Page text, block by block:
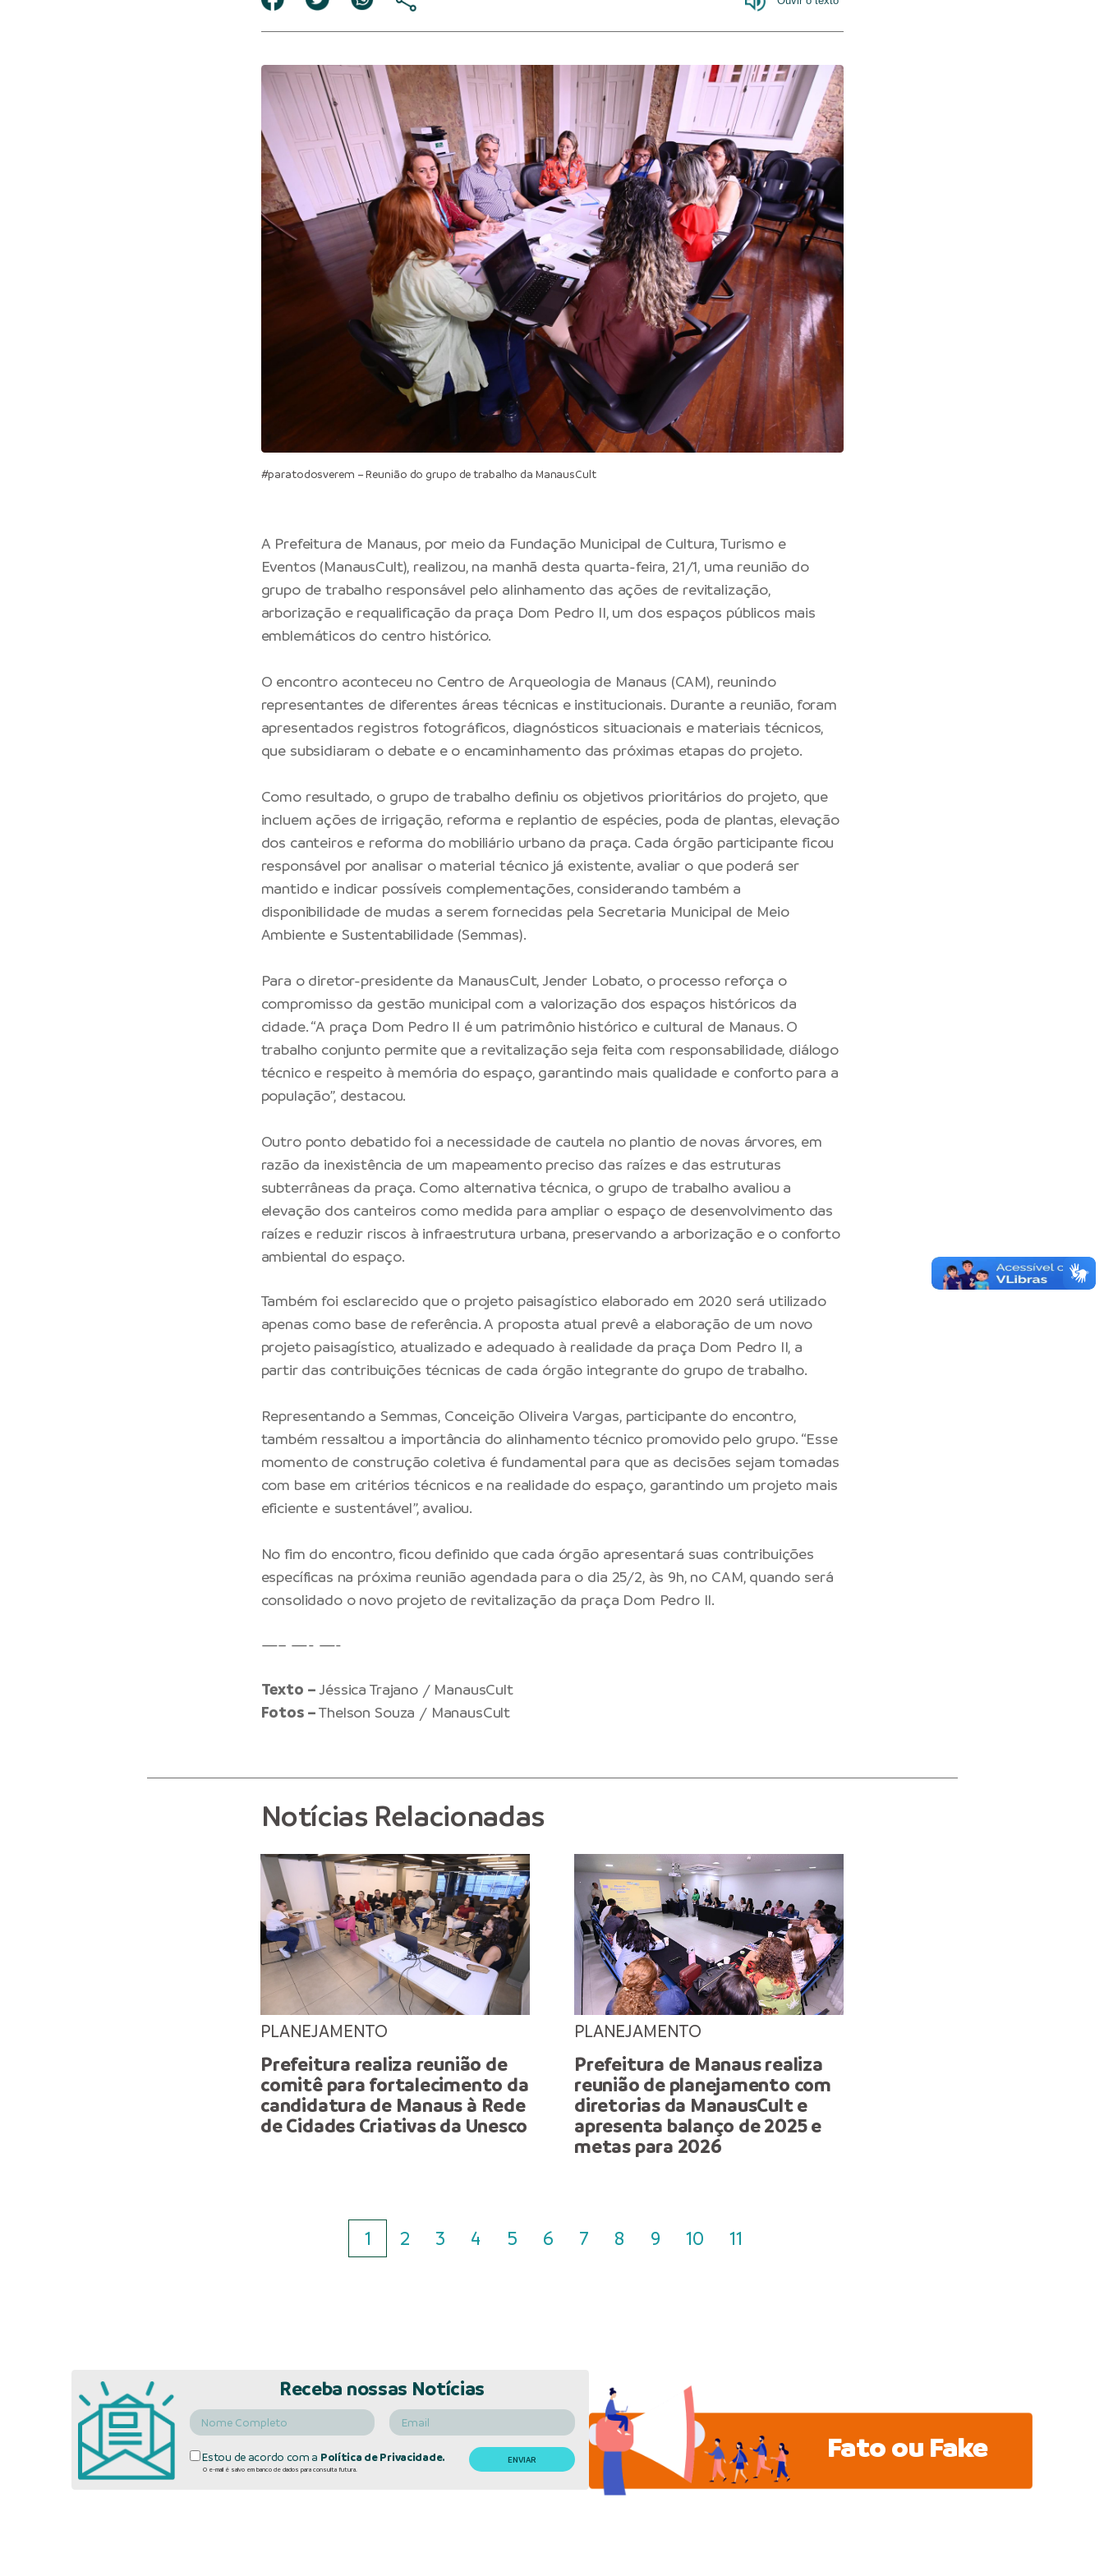
#paratodosverem – Reunião do grupo de trabalho da ManausCult
A Prefeitura de Manaus, por meio da Fundação Municipal de Cultura, Turismo e
Eventos (ManausCult), realizou, na manhã desta quarta-feira, 21/1, uma reunião do
grupo de trabalho responsável pelo alinhamento das ações de revitalização,
arborização e requalificação da praça Dom Pedro II, um dos espaços públicos mais
emblemáticos do centro histórico.
O encontro aconteceu no Centro de Arqueologia de Manaus (CAM), reunindo
representantes de diferentes áreas técnicas e institucionais. Durante a reunião, foram
apresentados registros fotográficos, diagnósticos situacionais e materiais técnicos,
que subsidiaram o debate e o encaminhamento das próximas etapas do projeto.
Como resultado, o grupo de trabalho definiu os objetivos prioritários do projeto, que
incluem ações de irrigação, reforma e replantio de espécies, poda de plantas, elevação
dos canteiros e reforma do mobiliário urbano da praça. Cada órgão participante ficou
responsável por analisar o material técnico já existente, avaliar o que poderá ser
mantido e indicar possíveis complementações, considerando também a
disponibilidade de mudas a serem fornecidas pela Secretaria Municipal de Meio
Ambiente e Sustentabilidade (Semmas).
Para o diretor-presidente da ManausCult, Jender Lobato, o processo reforça o
compromisso da gestão municipal com a valorização dos espaços históricos da
cidade. “A praça Dom Pedro II é um patrimônio histórico e cultural de Manaus. O
trabalho conjunto permite que a revitalização seja feita com responsabilidade, diálogo
técnico e respeito à memória do espaço, garantindo mais qualidade e conforto para a
população”, destacou.
Outro ponto debatido foi a necessidade de cautela no plantio de novas árvores, em
razão da inexistência de um mapeamento preciso das raízes e das estruturas
subterrâneas da praça. Como alternativa técnica, o grupo de trabalho avaliou a
elevação dos canteiros como medida para ampliar o espaço de desenvolvimento das
raízes e reduzir riscos à infraestrutura urbana, preservando a arborização e o conforto
ambiental do espaço.
Também foi esclarecido que o projeto paisagístico elaborado em 2020 será utilizado
apenas como base de referência. A proposta atual prevê a elaboração de um novo
projeto paisagístico, atualizado e adequado à realidade da praça Dom Pedro II, a
partir das contribuições técnicas de cada órgão integrante do grupo de trabalho.
Representando a Semmas, Conceição Oliveira Vargas, participante do encontro,
também ressaltou a importância do alinhamento técnico promovido pelo grupo. “Esse
momento de construção coletiva é fundamental para que as decisões sejam tomadas
com base em critérios técnicos e na realidade do espaço, garantindo um projeto mais
eficiente e sustentável”, avaliou.
No fim do encontro, ficou definido que cada órgão apresentará suas contribuições
específicas na próxima reunião agendada para o dia 25/2, às 9h, no CAM, quando será
consolidado o novo projeto de revitalização da praça Dom Pedro II.
—– —- —-
Texto –Jéssica Trajano / ManausCult
Fotos –Thelson Souza / ManausCult
Notícias Relacionadas
PLANEJAMENTO
Prefeitura realiza reunião de
comitê para fortalecimento da
candidatura de Manaus à Rede
de Cidades Criativas da Unesco
PLANEJAMENTO
Prefeitura de Manaus realiza
reunião de planejamento com
diretorias da ManausCult e
apresenta balanço de 2025 e
metas para 2026
1 2 3 4 5 6 7 8 9 10 11
Receba nossas Notícias
Estou de acordo com a Política de Privacidade.
O e-mail é salvo em banco de dados para consulta futura.
Fato ou Fake